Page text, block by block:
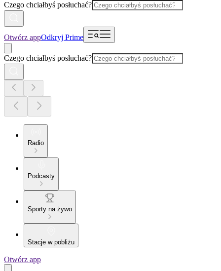
Czego chciałbyś posłuchać?
Otwórz appOdkryj Prime
Czego chciałbyś posłuchać?
Radio
Podcasty
Sporty na żywo
Stacje w pobliżu
Otwórz app